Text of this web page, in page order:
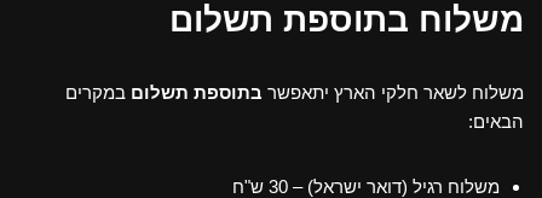
משלוח בתוספת תשלום
משלוח לשאר חלקי הארץ יתאפשר בתוספת תשלום במקרים
הבאים:
משלוח רגיל (דואר ישראל) – 30 ש"ח